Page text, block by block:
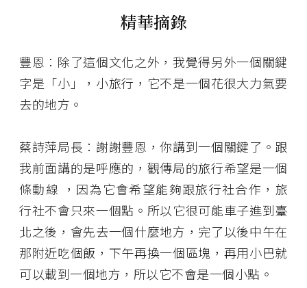
精華摘錄
豐恩：除了這個文化之外，我覺得另外一個關鍵
字是「小」，小旅行，它不是一個花很大力氣要
去的地方。
蔡詩萍局長：謝謝豐恩，你講到一個關鍵了。跟
我前面講的是呼應的，觀傳局的旅行希望是一個
條動線 ，因為它會希望能夠跟旅行社合作，旅
行社不會只來一個點。所以它很可能車子進到臺
北之後，會先去一個什麼地方，完了以後中午在
那附近吃個飯，下午再換一個區塊，再用小巴就
可以載到一個地方，所以它不會是一個小點。